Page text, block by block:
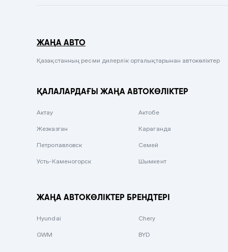
Сиреневый металлик
Вишневый
ЖАҢА АВТО
Қазақстанның ресми дилерлік орталықтарынан автокөліктер
ҚАЛАЛАРДАҒЫ ЖАҢА АВТОКӨЛІКТЕР
Актау Актобе
Жезказган Караганда
Петропавловск Семей
Усть-Каменогорск Шымкент
ЖАҢА АВТОКӨЛІКТЕР БРЕНДТЕРІ
Hyundai Chery
GWM BYD